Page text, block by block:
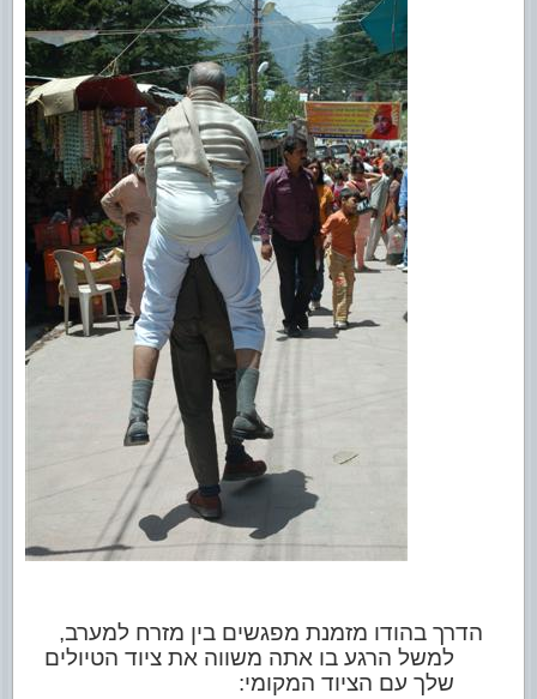
הדרך בהודו מזמנת מפגשים בין מזרח למערב,
למשל הרגע בו אתה משווה את ציוד הטיולים
שלך עם הציוד המקומי: